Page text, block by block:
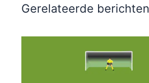
Gerelateerde berichten